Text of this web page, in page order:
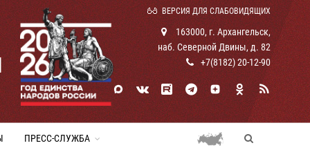
ВЕРСИЯ ДЛЯ СЛАБОВИДЯЩИХ
163000, г. Архангельск,
наб. Северной Двины, д. 82
+7(8182) 20-12-90
ПРЕСС-СЛУЖБА